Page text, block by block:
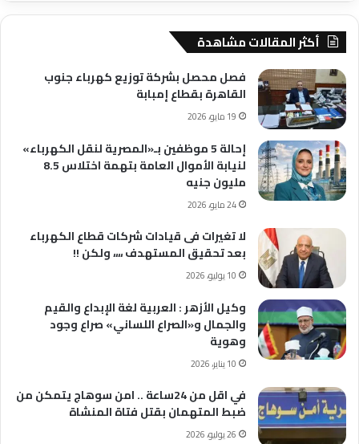
أكثر المقالات مشاهدة
فصل محصل بشركة توزيع كهرباء جنوب
القاهرة بقطاع إمبابة
19 مايو، 2026
إحالة 5 موظفين بـ«المصرية لنقل الكهرباء»
لنيابة الأموال العامة بتهمة اختلاس 8.5
مليون جنيه
24 مايو، 2026
لا تغيرات فى قيادات شركات قطاع الكهرباء
بعد تحقيق المستهدف ،،،، ولكن !!
10 يوليو، 2026
وكيل الأزهر : العربية لغة الإبداع والقيم
والجمال و«الصراع اللساني» صراع وجود
وهوية
10 يناير، 2026
في اقل من 24ساعة .. امن سوهاج يتمكن من
ضبط المتهمان بقتل فتاة المنشاة
26 يوليو، 2026